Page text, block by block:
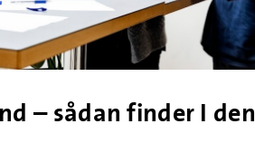
– sådan finder I den